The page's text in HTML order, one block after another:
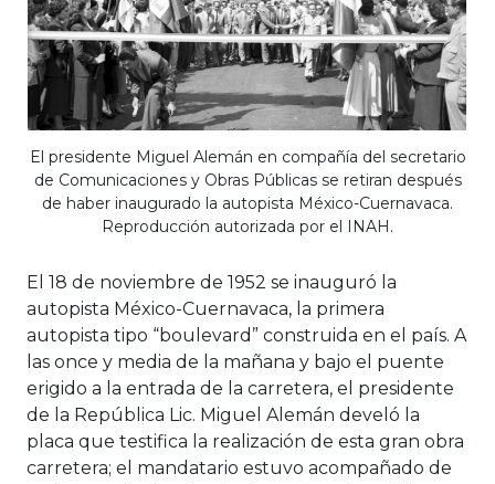
El presidente Miguel Alemán en compañía del secretario
de Comunicaciones y Obras Públicas se retiran después
de haber inaugurado la autopista México-Cuernavaca.
Reproducción autorizada por el INAH.
El 18 de noviembre de 1952 se inauguró la
autopista México-Cuernavaca, la primera
autopista tipo “boulevard” construida en el país. A
las once y media de la mañana y bajo el puente
erigido a la entrada de la carretera, el presidente
de la República Lic. Miguel Alemán develó la
placa que testifica la realización de esta gran obra
carretera; el mandatario estuvo acompañado de